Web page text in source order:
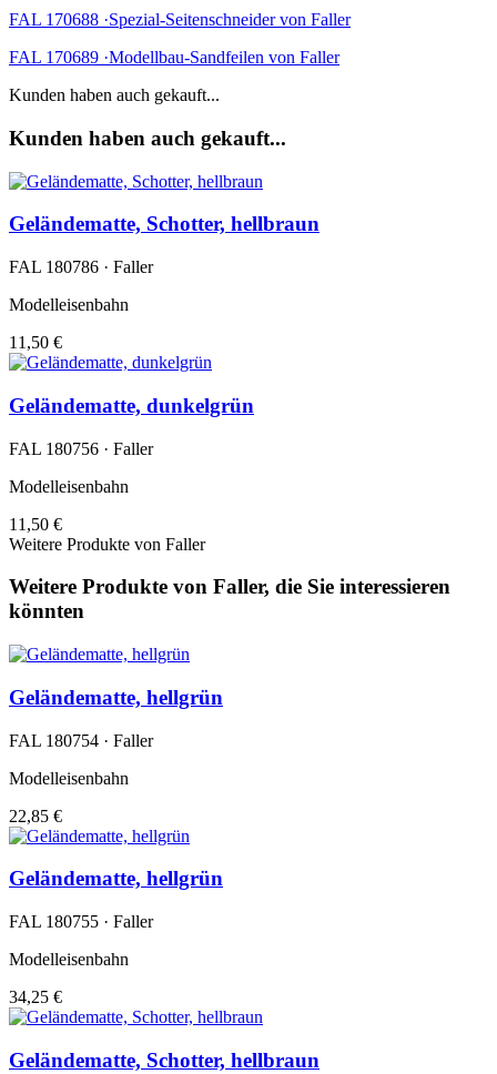
FAL 170688 ·Spezial-Seitenschneider von Faller
FAL 170689 ·Modellbau-Sandfeilen von Faller
Kunden haben auch gekauft...
Kunden haben auch gekauft...
Geländematte, Schotter, hellbraun
FAL 180786 · Faller
Modelleisenbahn
11,50 €
Geländematte, dunkelgrün
FAL 180756 · Faller
Modelleisenbahn
11,50 €
Weitere Produkte von Faller
Weitere Produkte von Faller, die Sie interessieren
könnten
Geländematte, hellgrün
FAL 180754 · Faller
Modelleisenbahn
22,85 €
Geländematte, hellgrün
FAL 180755 · Faller
Modelleisenbahn
34,25 €
Geländematte, Schotter, hellbraun